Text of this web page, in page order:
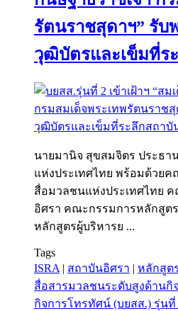
รัตนราชสุดาฯ” รับ
วุฒิบัตรและเข็มที่ร
นายมานิจ สุขสมจิตร ประธ
แห่งประเทศไทย พร้อมด้วย
สื่อมวลชนแห่งประเทศไทย
อิศรา คณะกรรมการหลักสูต
หลักสูตรผู้บริหารย ...
Tags
ISRA | สถาบันอิศรา | หลักสูต
สื่อสารมวลชนระดับสูงด้านกิ
กิจการโทรทัศน์ (บยสส.) รุ่นที่